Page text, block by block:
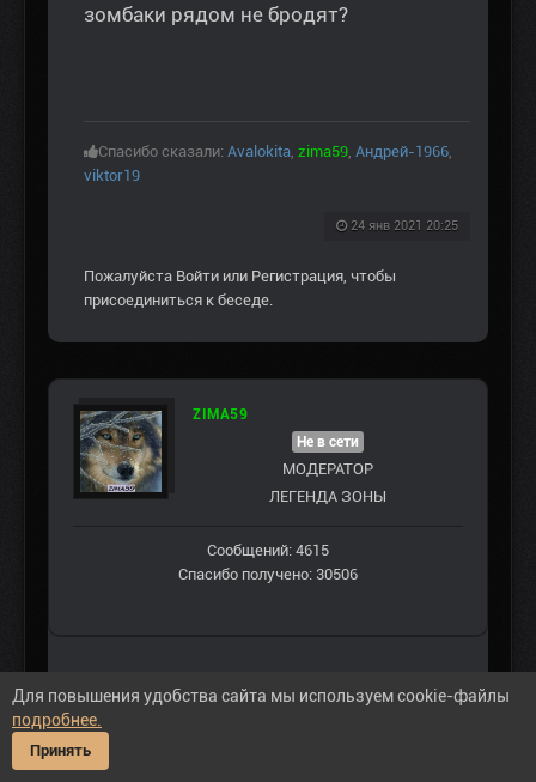
зомбаки рядом не бродят?
Спасибо сказали: Avalokita zima59 Андрей-1966
viktor19
24 янв 2021 20:25
Пожалуйста Войти или Регистрация , чтобы
присоединиться к беседе.
ZIMA59
Не в сети
МОДЕРАТОР
ЛЕГЕНДА ЗОНЫ
Сообщений: 4615
Спасибо получено: 30506
mby
есть ошибка в логике выдачи
#277690
Для повышения удобства сайта мы используем cookie-файлы
подробнее.
Принять